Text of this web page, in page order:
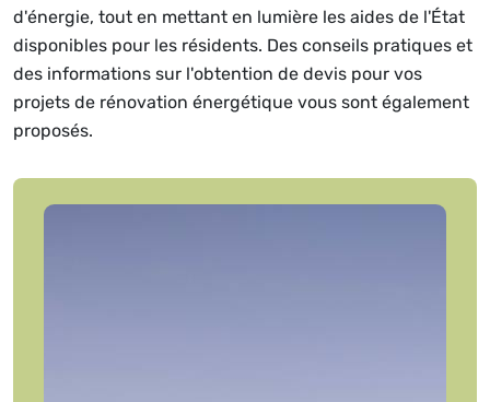
d'énergie, tout en mettant en lumière les aides de l'État
disponibles pour les résidents. Des conseils pratiques et
des informations sur l'obtention de devis pour vos
projets de rénovation énergétique vous sont également
proposés.